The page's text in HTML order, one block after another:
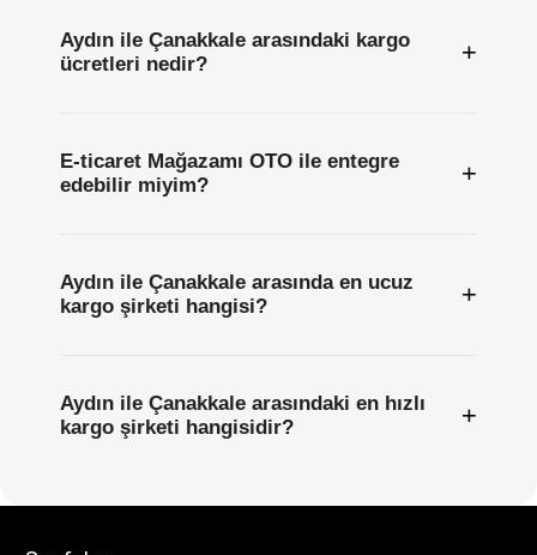
Aydın ile Çanakkale arasındaki kargo
ücretleri nedir?
+
E-ticaret Mağazamı OTO ile entegre
edebilir miyim?
+
Aydın ile Çanakkale arasında en ucuz
kargo şirketi hangisi?
+
Aydın ile Çanakkale arasındaki en hızlı
kargo şirketi hangisidir?
+